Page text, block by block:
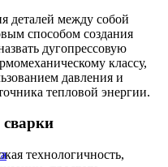
деталей между собой
способом создания
дугопрессовую
классу,
давления и
тепловой энергии.
сварки
технологичность,